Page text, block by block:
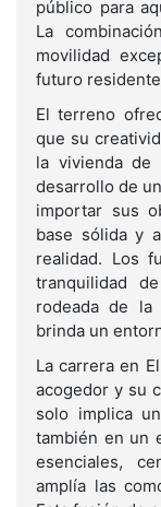
público para
La
movilidad
futuro
El terreno
que su
la vivienda de
desarrollo de
importar sus
base sólida y
realidad. Los
tranquilidad
rodeada de la
brinda un
La carrera en
acogedor y su
solo implica
también en un
esenciales,
amplía las